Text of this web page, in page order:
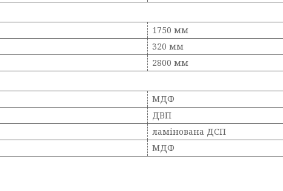
1750 мм
320 мм
2800 мм
МДФ
ДВП
ламінована ДСП
МДФ